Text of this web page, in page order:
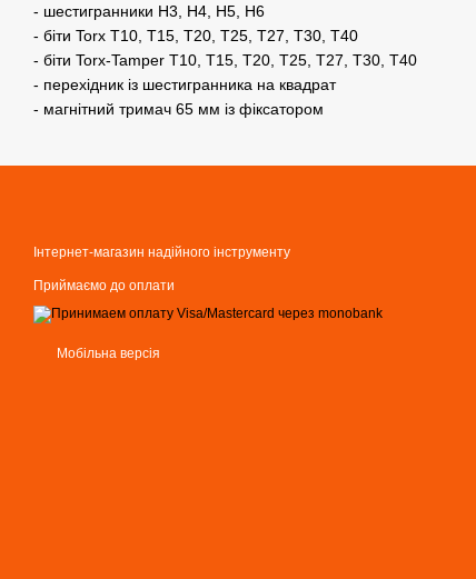
- шестигранники Н3, Н4, Н5, Н6
- біти Torx T10, T15, T20, T25, T27, T30, T40
- біти Torx-Tamper T10, T15, T20, T25, T27, T30, T40
- перехідник із шестигранника на квадрат
- магнітний тримач 65 мм із фіксатором
Інтернет-магазин надійного інструменту
Приймаємо до оплати
Мобільна версія